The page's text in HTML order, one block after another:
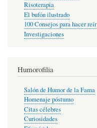
Risoterapia
El bufón ilustrado
100 Consejos para hacer reír
Investigaciones
Humorofilia
Salón de Humor de la Fama
Homenaje póstumo
Citas célebres
Curiosidades